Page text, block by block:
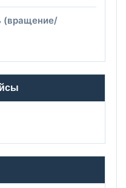
(вращение/